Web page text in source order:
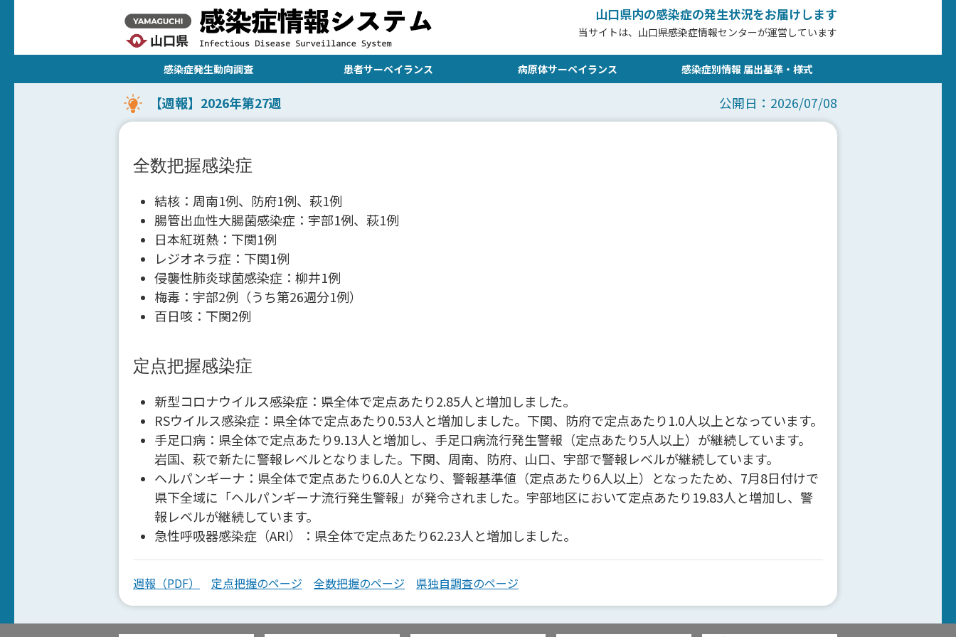
山口県内の感染症の発生状況をお届けします
当サイトは、山口県感染症情報センターが運営しています
感染症発生動向調査 患者サーベイランス 病原体サーベイランス 感染症別情報 届出基準・様式
【週報】2026年第27週 公開日：2026/07/08
全数把握感染症
結核：周南1例、防府1例、萩1例
腸管出血性大腸菌感染症：宇部1例、萩1例
日本紅斑熱：下関1例
レジオネラ症：下関1例
侵襲性肺炎球菌感染症：柳井1例
梅毒：宇部2例（うち第26週分1例）
百日咳：下関2例
定点把握感染症
新型コロナウイルス感染症：県全体で定点あたり2.85人と増加しました。
RSウイルス感染症：県全体で定点あたり0.53人と増加しました。下関、防府で定点あたり1.0人以上となっています。
手足口病：県全体で定点あたり9.13人と増加し、手足口病流行発生警報（定点あたり5人以上）が継続しています。
岩国、萩で新たに警報レベルとなりました。下関、周南、防府、山口、宇部で警報レベルが継続しています。
ヘルパンギーナ：県全体で定点あたり6.0人となり、警報基準値（定点あたり6人以上）となったため、7月8日付けで
県下全域に「ヘルパンギーナ流行発生警報」が発令されました。宇部地区において定点あたり19.83人と増加し、警
報レベルが継続しています。
急性呼吸器感染症（ARI）：県全体で定点あたり62.23人と増加しました。
週報（PDF） 定点把握のページ 全数把握のページ 県独自調査のページ